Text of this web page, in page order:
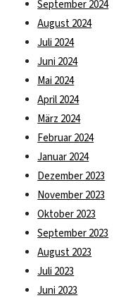
September 2024
August 2024
Juli 2024
Juni 2024
Mai 2024
April 2024
März 2024
Februar 2024
Januar 2024
Dezember 2023
November 2023
Oktober 2023
September 2023
August 2023
Juli 2023
Juni 2023